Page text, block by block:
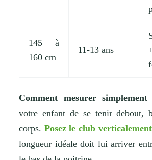
145 à
160 cm
11-13 ans
Comment mesurer
votre enfant de se tenir debout,
corps. Posez le club
longueur idéale doit lui arriver